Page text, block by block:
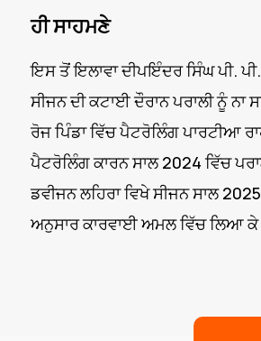
ਹੀ ਸਾਹਮਣੇ
ਇਸ ਤੋਂ ਇਲਾਵਾ ਦੀਪਇੰਦਰ ਸਿੰਘ ਪੀ.
ਸੀਜਨ ਦੀ ਕਟਾਈ ਦੌਰਾਨ ਪਰਾਲੀ ਨੂੰ
ਰੋਜ ਪਿੰਡਾ ਵਿੱਚ ਪੈਟਰੋਲਿੰਗ ਪਾਰਟੀਆ
ਪੈਟਰੋਲਿੰਗ ਕਾਰਨ ਸਾਲ 2024 ਵਿੱਚ
ਡਵੀਜਨ ਲਹਿਰਾ ਵਿਖੇ ਸੀਜਨ ਸਾਲ
ਅਨੁਸਾਰ ਕਾਰਵਾਈ ਅਮਲ ਵਿੱਚ ਲਿਆ ਕੇ